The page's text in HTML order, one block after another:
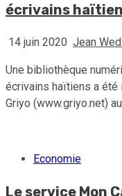
écrivains
14 juin 2020 Jean
Une bibliothèque
écrivains haïtiens a été
Griyo (www.griyo.net)
Economie
Le service Mon